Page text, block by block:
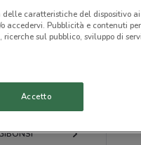
caratteristiche del dispositivo
accedervi. Pubblicità e contenuti
sul pubblico, sviluppo di
Accetto